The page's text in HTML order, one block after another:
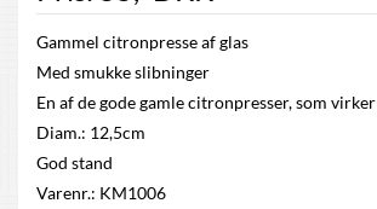
Gammel citronpresse af glas
Med smukke slibninger
En af de gode gamle citronpresser, som virker
Diam.: 12,5cm
God stand
Varenr.: KM1006